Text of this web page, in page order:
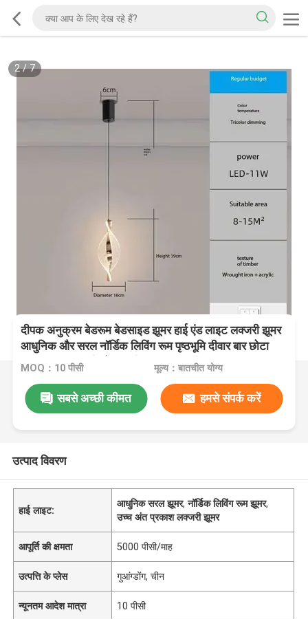
2/7
दीपक अनुक्रम बेडरूम बेडसाइड झूमर हाई एंड लाइट लक्जरी झूमर
आधुनिक और सरल नॉर्डिक लिविंग रूम पृष्ठभूमि दीवार बार छोटा
झूमर लाइट लक्जरी सोना - तीन रंग प्रकाश
MOQ：10 पीसी मूल्य：बातचीत योग्य
सबसे अच्छी कीमत हमसे संपर्क करें
उत्पाद विवरण
हाई लाइट:
आधुनिक सरल झूमर,नॉर्डिक लिविंग रूम झूमर,
उच्च अंत प्रकाश लक्जरी झूमर
आपूर्ति की क्षमता 5000 पीसी/माह
उत्पत्ति के प्लेस गुआंग्डोंग, चीन
न्यूनतम आदेश मात्रा 10 पीसी